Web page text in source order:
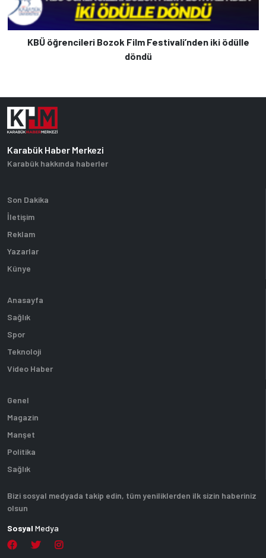
KBÜ öğrencileri Bozok Film Festivali’nden iki ödülle
döndü
Karabük Haber Merkezi
Karabük hakkında haberler
Son Dakika
İletişim
Reklam
Yazarlar
Künye
Anasayfa
Sağlık
Spor
Teknoloji
Video Haber
Genel
Magazin
Manşet
Politika
Sağlık
Bizi sosyal medyada takip edin, tüm yeniliklerden ilk sizin haberiniz
olsun
Sosyal Medya